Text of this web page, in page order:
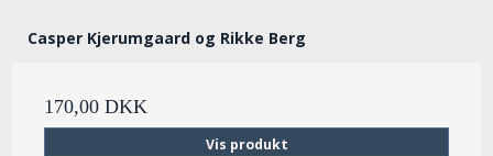
Casper Kjerumgaard og Rikke Berg
170,00 DKK
Vis produkt